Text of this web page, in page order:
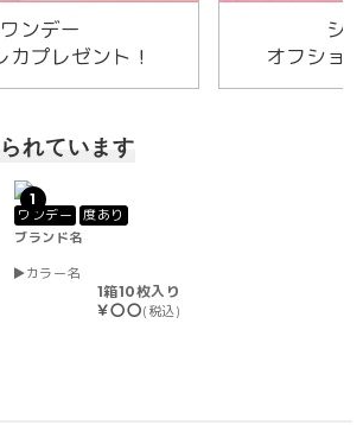
ンデー
カプレゼント！
シ
オフショ
れています
1
ワンデー
度あり
ブランド名
カラー名
1箱10枚入り
￥〇〇(税込)